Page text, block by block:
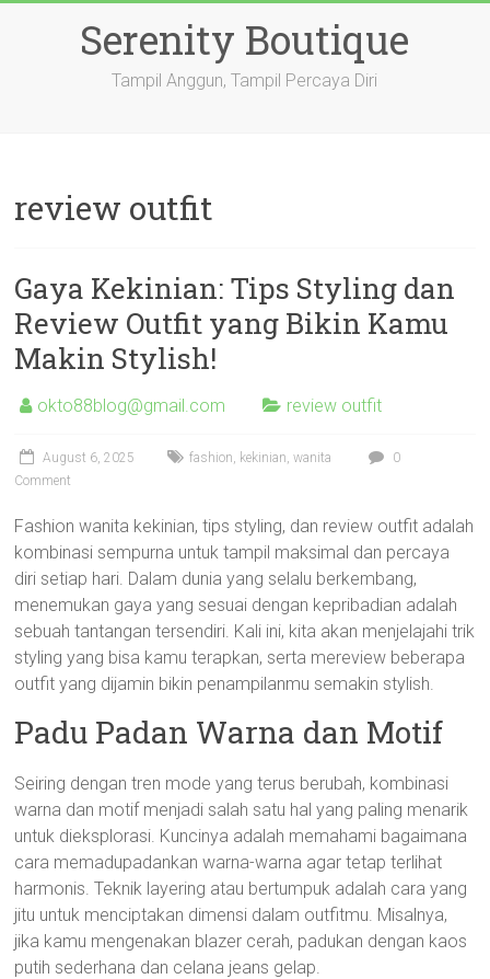
Serenity Boutique
Tampil Anggun, Tampil Percaya Diri
review outfit
Gaya Kekinian: Tips Styling dan
Review Outfit yang Bikin Kamu
Makin Stylish!
okto88blog@gmail.com review outfit
August 6, 2025 fashion, kekinian,wanita
0
Comment
Fashion wanita kekinian, tips styling, dan review outfit adalah
kombinasi sempurna untuk tampil maksimal dan percaya
diri setiap hari. Dalam dunia yang selalu berkembang,
menemukan gaya yang sesuai dengan kepribadian adalah
sebuah tantangan tersendiri. Kali ini, kita akan menjelajahi trik
styling yang bisa kamu terapkan, serta mereview beberapa
outfit yang dijamin bikin penampilanmu semakin stylish.
Padu Padan Warna dan Motif
Seiring dengan tren mode yang terus berubah, kombinasi
warna dan motif menjadi salah satu hal yang paling menarik
untuk dieksplorasi. Kuncinya adalah memahami bagaimana
cara memadupadankan warna-warna agar tetap terlihat
harmonis. Teknik layering atau bertumpuk adalah cara yang
jitu untuk menciptakan dimensi dalam outfitmu. Misalnya,
jika kamu mengenakan blazer cerah, padukan dengan kaos
putih sederhana dan celana jeans gelap.